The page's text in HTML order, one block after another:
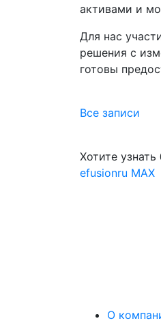
активами и
Для нас
решения с
готовы
Все записи
Хотите
efusionru MAX
О